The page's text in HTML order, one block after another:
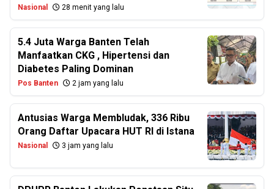
Nasional 28 menit yang lalu
5.4 Juta Warga Banten Telah
Manfaatkan CKG , Hipertensi dan
Diabetes Paling Dominan
Pos Banten 2 jam yang lalu
Antusias Warga Membludak, 336 Ribu
Orang Daftar Upacara HUT RI di Istana
Nasional 3 jam yang lalu